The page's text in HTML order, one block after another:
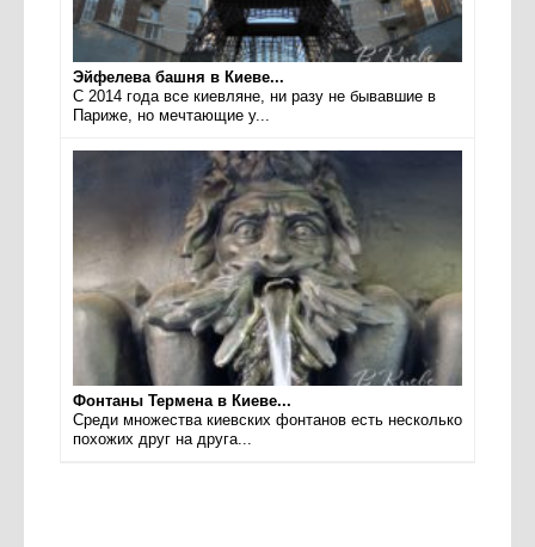
Эйфелева башня в Киеве...
С 2014 года все киевляне, ни разу не бывавшие в
Париже, но мечтающие у...
Фонтаны Термена в Киеве...
Среди множества киевских фонтанов есть несколько
похожих друг на друга...